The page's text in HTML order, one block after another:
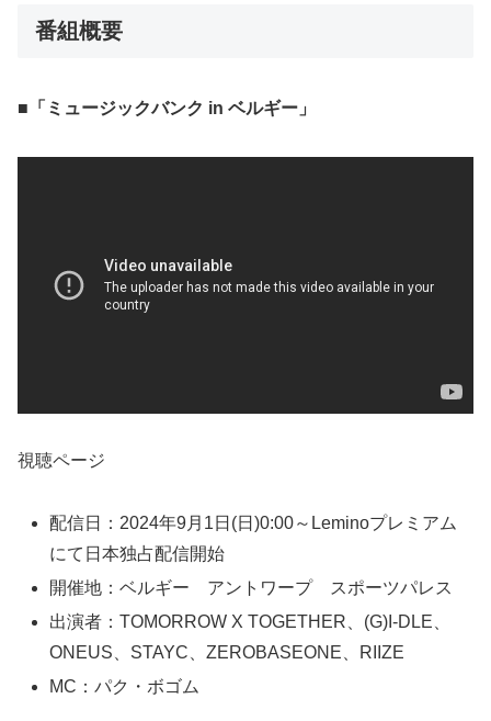
番組概要
■「ミュージックバンク in ベルギー」
視聴ページ
配信日：2024年9月1日(日)0:00～Leminoプレミアム
にて日本独占配信開始
開催地：ベルギー アントワープ スポーツパレス
出演者：TOMORROW X TOGETHER、(G)I-DLE、
ONEUS、STAYC、ZEROBASEONE、RIIZE
MC：パク・ボゴム